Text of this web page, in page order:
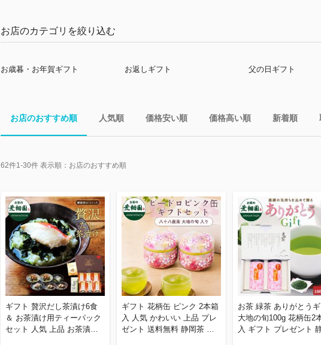
お店のカテゴリを絞り込む
お歳暮・お年賀ギフト お返しギフト 父の日ギフト
お店のおすすめ順 人気順 価格安い順 価格高い順 新着順
62件1-30件 表示順： お店のおすすめ順
ギフト 贅沢だし茶漬け6食
＆ お茶漬け用ティーパック
セット 人気 上品 お茶漬け
ギフト 花柄缶 ピンク 2本箱
入 人気 かわいい 上品 プレ
ゼント 送料無料 静岡茶 お
お茶 緑茶 ありがとうギ
大地の旬100g 花柄缶2
入 ギフト プレゼント 静岡